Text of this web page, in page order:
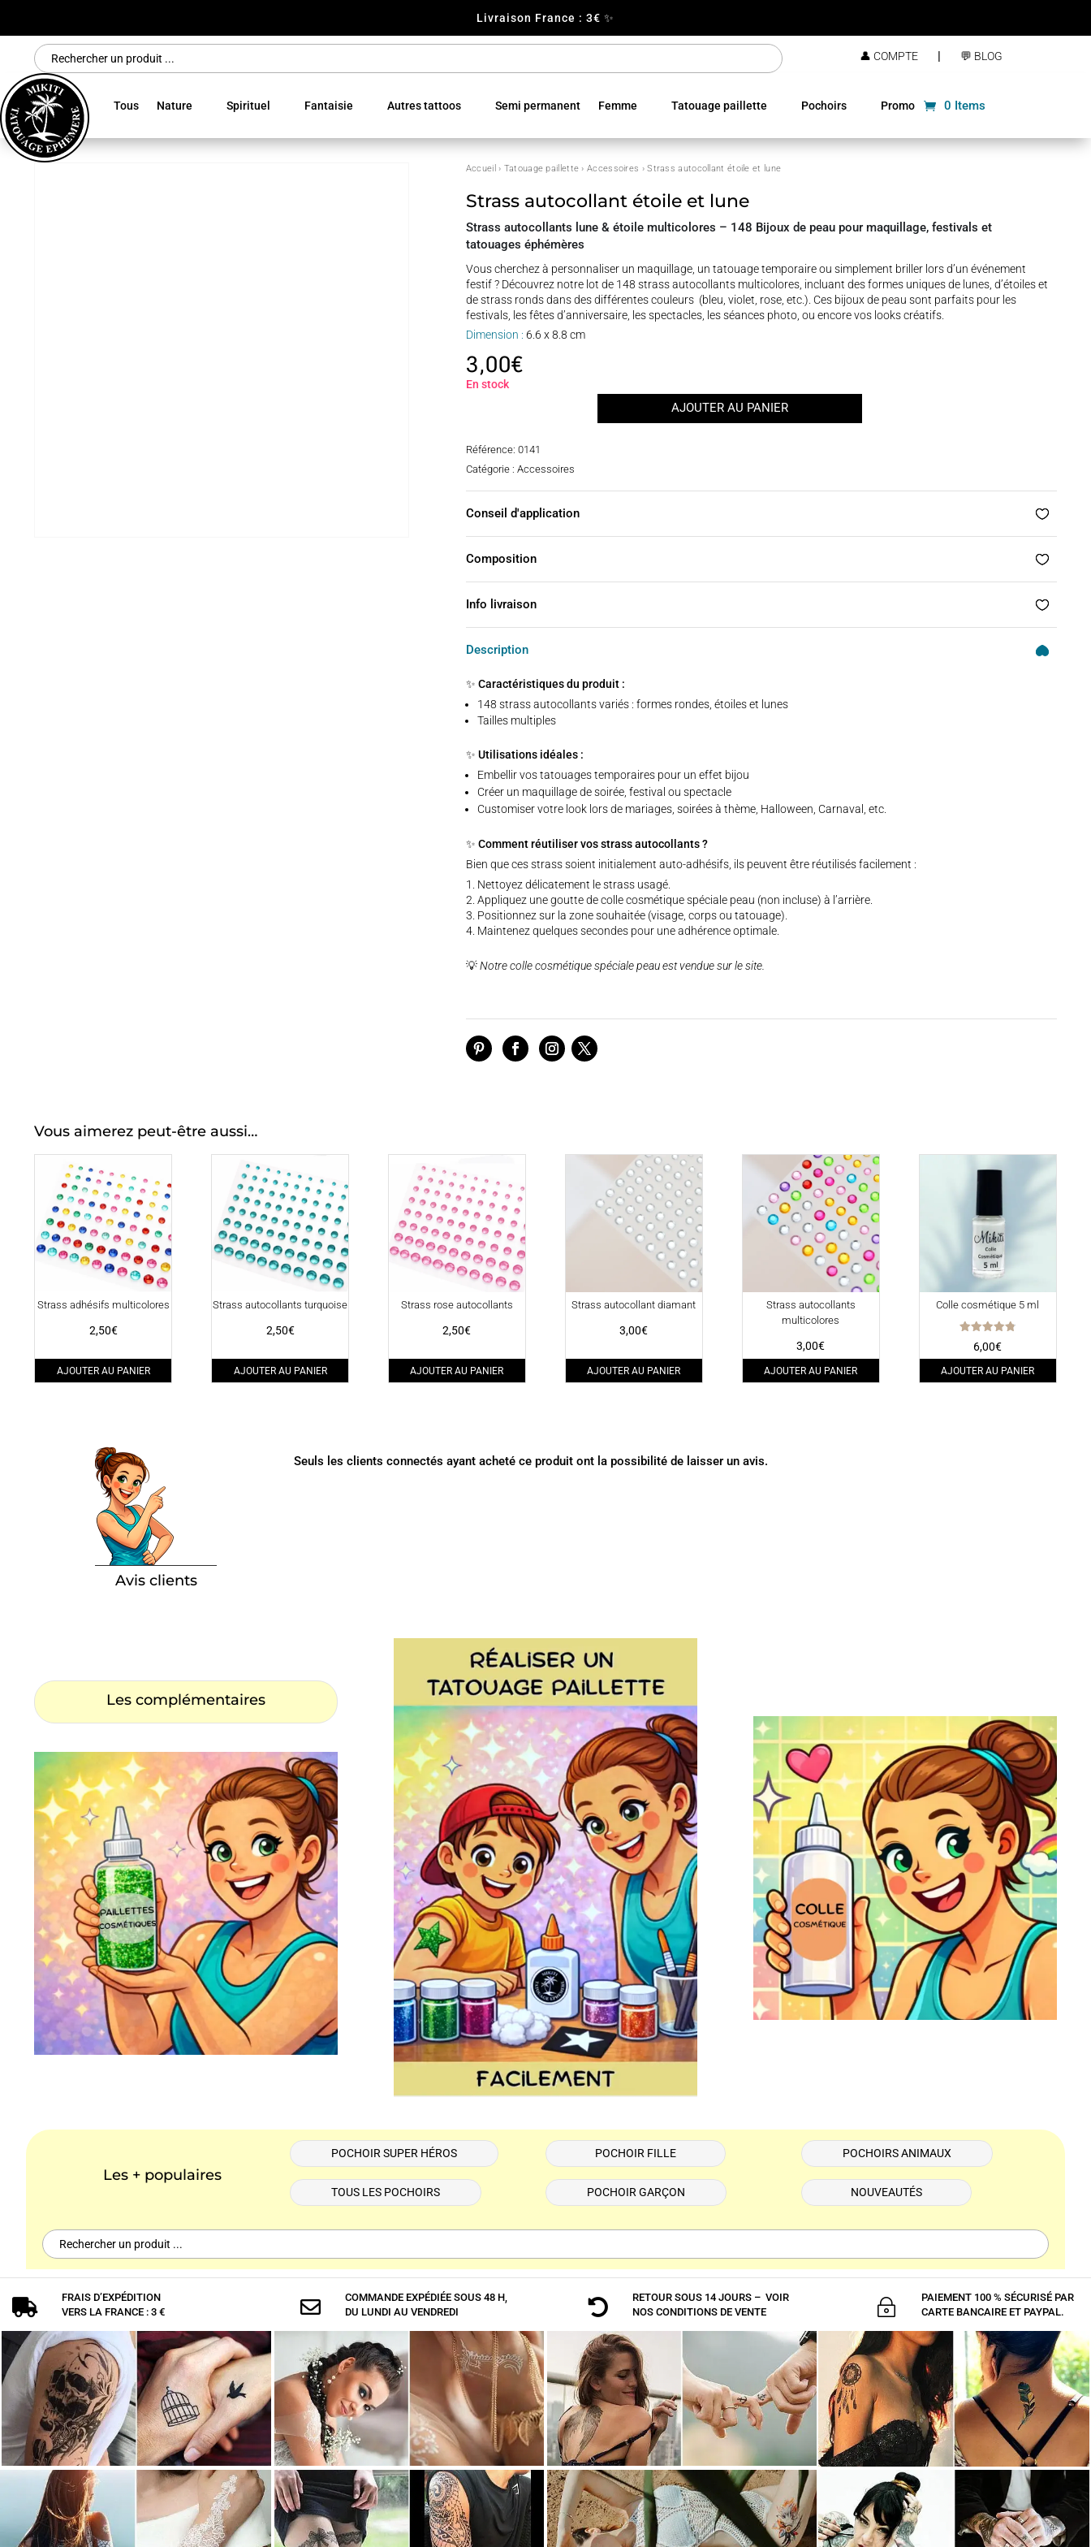
Livraison France : 3€ ✨
Search
for:
👤 COMPTE | 💬 BLOG
Tous Nature Spirituel Fantaisie Autres tattoos Semi permanent Femme Tatouage paillette Pochoirs Promo 0 Items
Accueil › Tatouage paillette ›Accessoires › Strass autocollant étoile et lune
Strass autocollant étoile et lune
Strass autocollants lune & étoile multicolores – 148 Bijoux de peau pour maquillage, festivals et
tatouages éphémères
Vous cherchez à personnaliser un maquillage, un tatouage temporaire ou simplement briller lors d’un événement
festif ? Découvrez notre lot de 148 strass autocollants multicolores, incluant des formes uniques de lunes, d’étoiles et
de strass ronds dans des différentes couleurs (bleu, violet, rose, etc.). Ces bijoux de peau sont parfaits pour les
festivals, les fêtes d’anniversaire, les spectacles, les séances photo, ou encore vos looks créatifs.
Dimension : 6.6 x 8.8 cm
3,00€
En stock
Strass
autocollant
étoile
et
lune
AJOUTER AU PANIER
Référence: 0141
Catégorie : Accessoires
Conseil d'application
Composition
Info livraison
Description
✨ Caractéristiques du produit :
148 strass autocollants variés : formes rondes, étoiles et lunes
Tailles multiples
✨ Utilisations idéales :
Embellir vos tatouages temporaires pour un effet bijou
Créer un maquillage de soirée, festival ou spectacle
Customiser votre look lors de mariages, soirées à thème, Halloween, Carnaval, etc.
✨ Comment réutiliser vos strass autocollants ?
Bien que ces strass soient initialement auto-adhésifs, ils peuvent être réutilisés facilement :
Nettoyez délicatement le strass usagé.
Appliquez une goutte de colle cosmétique spéciale peau (non incluse) à l’arrière.
Positionnez sur la zone souhaitée (visage, corps ou tatouage).
Maintenez quelques secondes pour une adhérence optimale.
💡Notre colle cosmétique spéciale peau est vendue sur le site.
Vous aimerez peut-être aussi…
Strass adhésifs multicolores
2,50€
AJOUTER AU PANIER
Strass autocollants turquoise
2,50€
AJOUTER AU PANIER
Strass rose autocollants
2,50€
AJOUTER AU PANIER
Strass autocollant diamant
3,00€
AJOUTER AU PANIER
Strass autocollants
multicolores
3,00€
AJOUTER AU PANIER
Colle cosmétique 5 ml
Note
4.80
sur 5
6,00€
AJOUTER AU PANIER
Avis clients
Seuls les clients connectés ayant acheté ce produit ont la possibilité de laisser un avis.
Les complémentaires
Les + populaires
POCHOIR SUPER HÉROS
TOUS LES POCHOIRS
POCHOIR FILLE
POCHOIR GARÇON
POCHOIRS ANIMAUX
NOUVEAUTÉS
Search
for:

FRAIS D’EXPÉDITION
VERS LA FRANCE : 3 €

COMMANDE EXPÉDIÉE SOUS 48 H,
DU LUNDI AU VENDREDI

RETOUR SOUS 14 JOURS – VOIR
NOSCONDITIONS DE VENTE ~
PAIEMENT 100 % SÉCURISÉ PAR
CARTE BANCAIRE ET PAYPAL.